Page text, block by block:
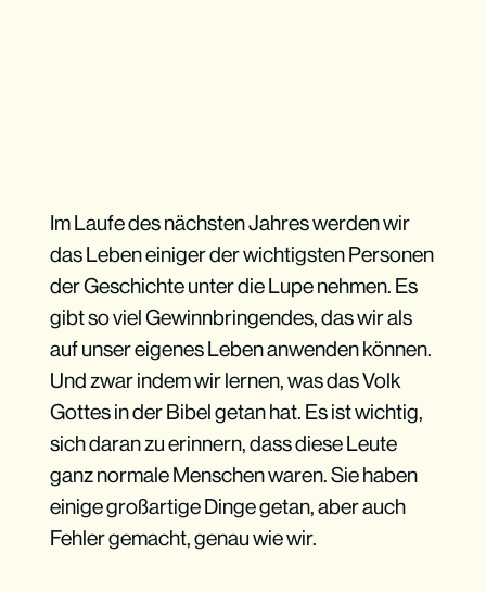
Im Laufe des nächsten Jahres werden wir
das Leben einiger der wichtigsten Personen
der Geschichte unter die Lupe nehmen. Es
gibt so viel Gewinnbringendes, das wir als
auf unser eigenes Leben anwenden können.
Und zwar indem wir lernen, was das Volk
Gottes in der Bibel getan hat. Es ist wichtig,
sich daran zu erinnern, dass diese Leute
ganz normale Menschen waren. Sie haben
einige großartige Dinge getan, aber auch
Fehler gemacht, genau wie wir.